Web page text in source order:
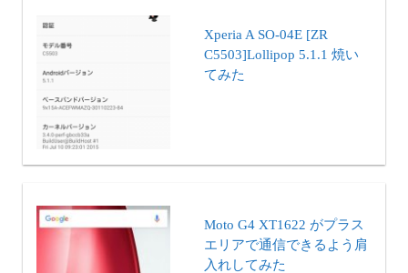
Xperia A SO-04E [ZR
C5503]Lollipop 5.1.1 焼い
てみた
Moto G4 XT1622 がプラス
エリアで通信できるよう肩
入れしてみた